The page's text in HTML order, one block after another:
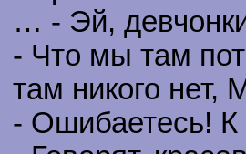
… - Эй,
- Что мы там
там никого нет,
- Ошибаетесь! К